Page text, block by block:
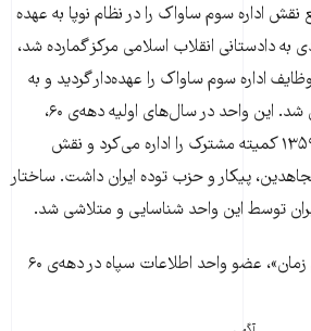
نقش اداره سوم ساواک را در نظام نوپا به عهده
دادستانی انقلاب اسلامی مرکز گمارده شد،
اداره سوم ساواک را عهده‌دار گردید و به
رقیب اطلاعات سپاه تبدیل شد. این واحد در سال‌های اولیه دهه‌ی ۶۰،
بخش ۲۰۹ اوین و از سال ۱۳۵۹ کمیته مشترک را اداره می‌کرد و نقش
پیکار و حزب توده ایران داشت. ساختار
توسط این واحد شناسایی و متلاشی شد.
یکی از «سربازان گمنام امام زمان»، عضو واحد اطلاعات سپاه در دهه‌ی ۶۰